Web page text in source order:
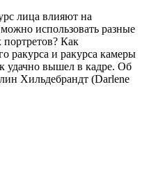
лица влияют на
использовать разные
портретов? Как
ракурса и ракурса камеры
удачно вышел в кадре. Об
Хильдебрандт (Darlene